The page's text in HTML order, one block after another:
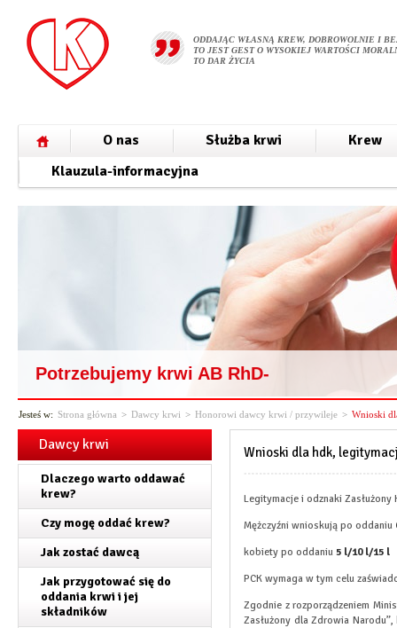
ODDAJĄC WŁASNĄ KREW, DOBROWOLNIE I
TO JEST GEST O WYSOKIEJ WARTOŚCI
TO DAR ŻYCIA
O nas Służba krwi
Krew
Klauzula-informacyjna
Potrzebujemy krwi AB RhD-
Jesteś w: Strona główna > Dawcy krwi > Honorowi dawcy krwi / przywileje > Wnioski
Dawcy krwi
Dlaczego warto oddawać
krew?
Czy mogę oddać krew?
Jak zostać dawcą
Jak przygotować się do
oddania krwi i jej
składników
Wnioski dla hdk,
Legitymacje i odznaki
Mężczyźni wnioskują po oddaniu
kobiety po oddaniu 5 l/10 l/15 l
PCK wymaga w tym celu
Zgodnie z rozporządzeniem
Zasłużony dla Zdrowia